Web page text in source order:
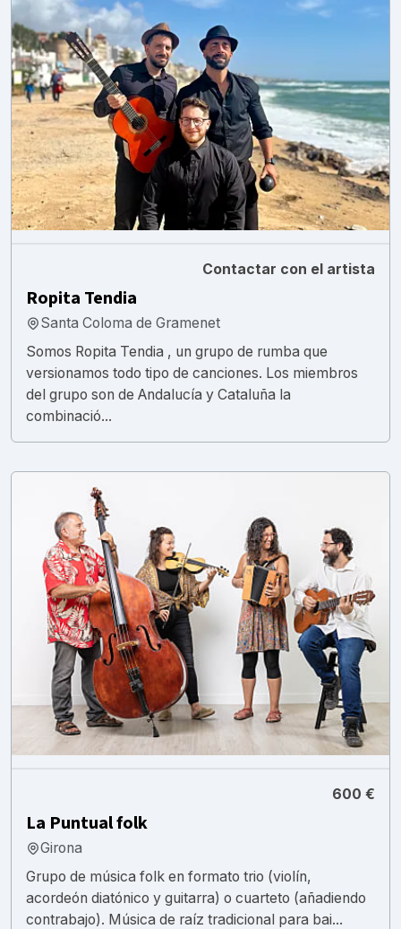
Contactar con el artista
Ropita Tendia
Santa Coloma de Gramenet
Somos Ropita Tendia , un grupo de rumba que
versionamos todo tipo de canciones. Los miembros
del grupo son de Andalucía y Cataluña la
combinació...
600 €
La Puntual folk
Girona
Grupo de música folk en formato trio (violín,
acordeón diatónico y guitarra) o cuarteto (añadiendo
contrabajo). Música de raíz tradicional para bai...